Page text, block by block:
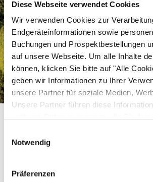
Diese Webseite verwendet Cookies
Wir verwenden Cookies zur
Endgeräteinformationen sowie
Buchungen und Prospektbestellungen
auf unsere Webseite. Um alle Inhalte
können, klicken Sie bitte auf "Alle
geben wir Informationen zu Ihrer
unsere Partner für soziale Medien,
Unsere Partner führen diese
Notwendig
Präferenzen
Blomberg Seilbahn
Blomberg Seilbahn
mit der Doppelsesselbahn auf den